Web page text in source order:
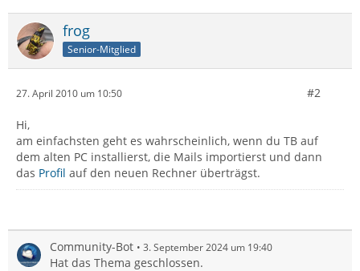
frog
Senior-Mitglied
27. April 2010 um 10:50 #2
Hi,
am einfachsten geht es wahrscheinlich, wenn du TB auf
dem alten PC installierst, die Mails importierst und dann
das Profil auf den neuen Rechner überträgst.
Community-Bot 3. September 2024 um 19:40
Hat das Thema geschlossen.